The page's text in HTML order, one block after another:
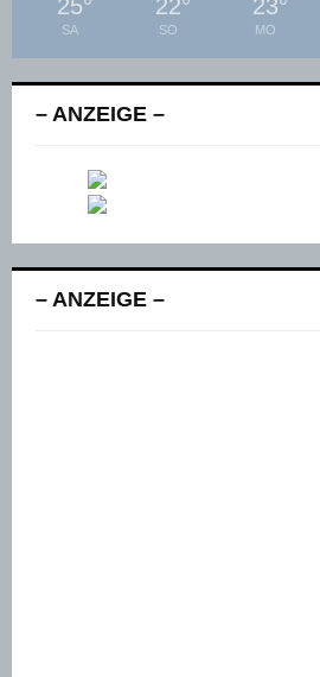
25°
SA
22°
SO
23°
MO
– ANZEIGE –
– ANZEIGE –